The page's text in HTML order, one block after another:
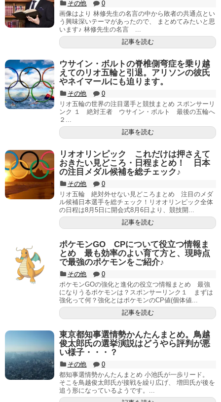
その他
0
画像はより 林修先生の名言の中から敗者の共通点とい
う興味深いテーマがあったので、 まとめてみたいと思
います♪ 林修先生の名言 ...
記事を読む
ウサイン・ボルトの脊椎側弯症を乗り越
えてのリオ五輪と引退。アリソンの彼氏
やネイマールにも迫ります。
その他
0
リオ五輪の世界の注目選手と競技まとめ スポンサーリ
ンク １ 絶対王者 ウサイン・ボルト 最後の五輪へ
２...
記事を読む
リオオリンピック これだけは押さえて
おきたい見どころ・日程まとめ！ 日本
の注目メダル候補を総チェック♪
その他
0
リオ五輪 絶対外せない見どころまとめ 注目のメダ
ル候補日本選手を総チェック！リオオリンピック全体
の日程は8月5日に開会式8月6日より、競技開...
記事を読む
ポケモンGO CPについて役立つ情報ま
とめ 最も効率のよい育て方と、現時点
で最強のポケモンをご紹介♪
その他
0
ポケモンGOの強化と進化の役立つ情報まとめ 最強
になりうるポケモンは？スポンサーリンク１ まずは
強化って何？強化とはポケモンのCP値(個体値...
記事を読む
東京都知事選情勢かんたんまとめ。鳥越
俊太郎氏の選挙演説はどうやら評判が悪
い様子・・・？
その他
0
都知事選情勢かんたんまとめ 小池氏が一歩リード。
そこを鳥越俊太郎氏が接戦を繰り広げ、 増田氏が後を
追う形になっているようです。...